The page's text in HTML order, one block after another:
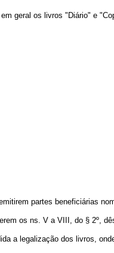
geral os livros "Diário" e
partes beneficiárias
os ns. V a VIII, do § 2º,
a legalização dos livros,